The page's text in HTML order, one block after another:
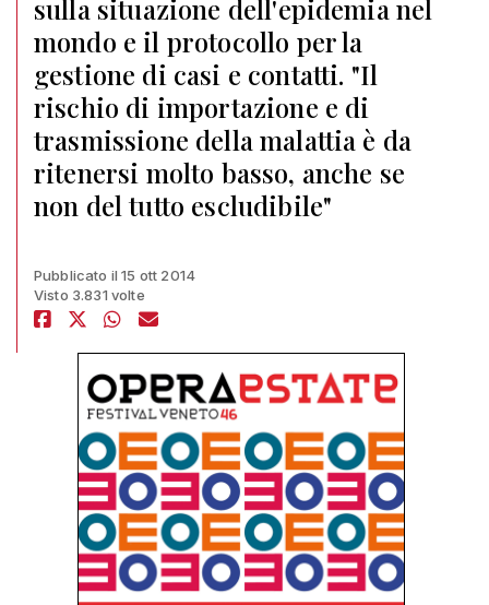
sulla situazione dell'epidemia nel
mondo e il protocollo per la
gestione di casi e contatti. "Il
rischio di importazione e di
trasmissione della malattia è da
ritenersi molto basso, anche se
non del tutto escludibile"
Pubblicato il 15 ott 2014
Visto 3.831 volte